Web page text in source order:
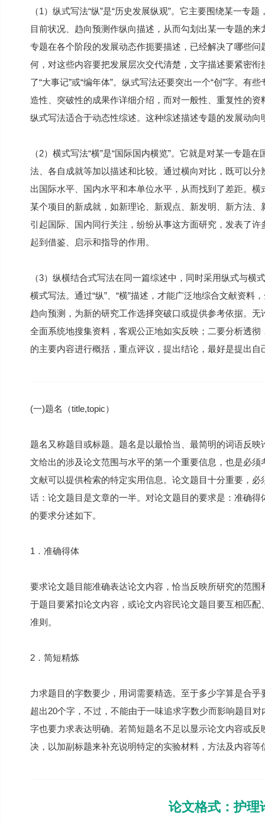
（1）纵式写法“纵”是“历史发展纵观”。它主要围绕某一专
目前状况、趋向预测作纵向描述，从而勾划出某一专题的
专题在各个阶段的发展动态作扼要描述，已经解决了哪些
何，对这些内容要把发展层次交代清楚，文字描述要紧密
了“大事记”或“编年体”。纵式写法还要突出一个“创”字。
造性、突破性的成果作详细介绍，而对一般性、重复性的
纵式写法适合于动态性综述。这种综述描述专题的发展动向
（2）横式写法“横”是“国际国内横览”。它就是对某一专题
法、各自成就等加以描述和比较。通过横向对比，既可以
出国际水平、国内水平和本单位水平，从而找到了差距。
某个项目的新成就，如新理论、新观点、新发明、新方法
引起国际、国内同行关注，纷纷从事这方面研究，发表了
起到借鉴、启示和指导的作用。
（3）纵横结合式写法在同一篇综述中，同时采用纵式与
横式写法。通过“纵”、“横”描述，才能广泛地综合文献资
趋向预测，为新的研究工作选择突破口或提供参考依据。
全面系统地搜集资料，客观公正地如实反映；二要分析透
的主要内容进行概括，重点评议，提出结论，最好是提出
(一)题名（title,topic）
题名又称题目或标题。题名是以最恰当、最简明的词语反
文给出的涉及论文范围与水平的第一个重要信息，也是必
文献可以提供检索的特定实用信息。论文题目十分重要，
话：论文题目是文章的一半。对论文题目的要求是：准确
的要求分述如下。
1．准确得体
要求论文题目能准确表达论文内容，恰当反映所研究的范
于题目要紧扣论文内容，或论文内容民论文题目要互相匹
准则。
2．简短精炼
力求题目的字数要少，用词需要精选。至于多少字算是合
超出20个字，不过，不能由于一味追求字数少而影响题目
字也要力求表达明确。若简短题名不足以显示论文内容或
决，以加副标题来补充说明特定的实验材料，方法及内容
论文格式：护理